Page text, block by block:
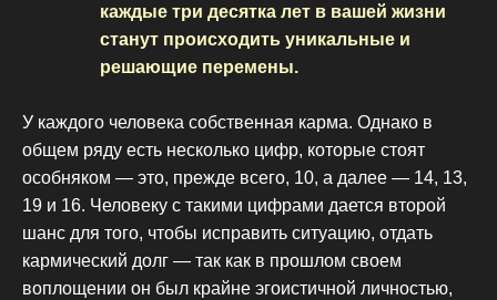
каждые три десятка лет в вашей жизни
станут происходить уникальные и
решающие перемены.
У каждого человека собственная карма. Однако в
общем ряду есть несколько цифр, которые стоят
особняком — это, прежде всего, 10, а далее — 14, 13,
19 и 16. Человеку с такими цифрами дается второй
шанс для того, чтобы исправить ситуацию, отдать
кармический долг — так как в прошлом своем
воплощении он был крайне эгоистичной личностью,